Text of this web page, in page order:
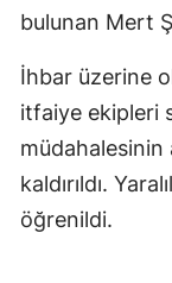
bulunan Mert
İhbar üzerine
itfaiye ekipleri
müdahalesinin
kaldırıldı.
öğrenildi.